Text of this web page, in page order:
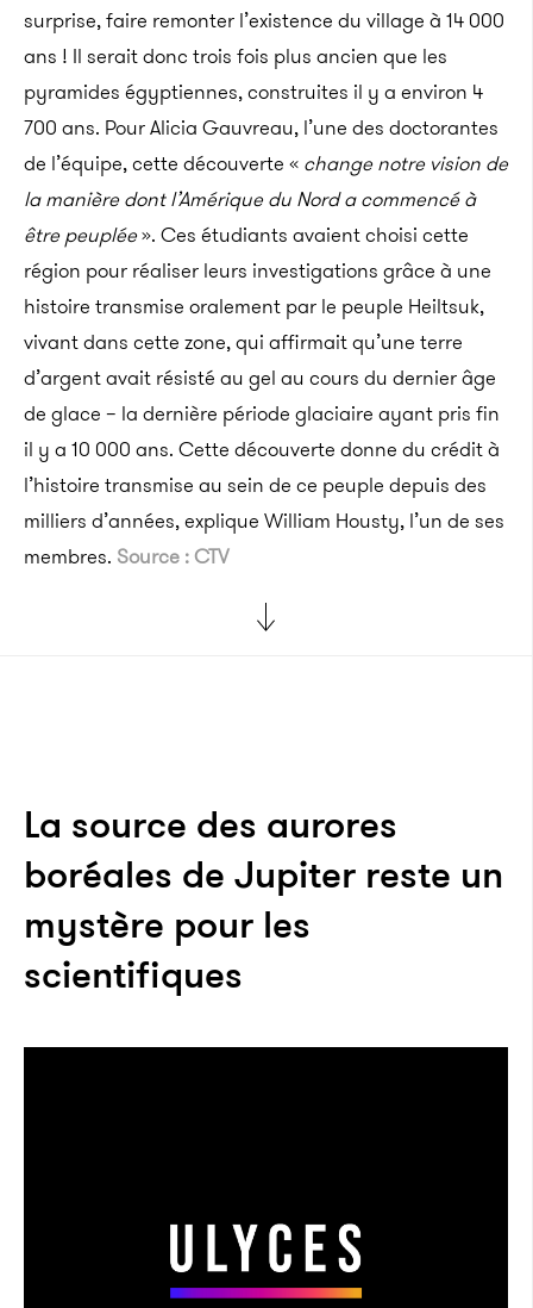
surprise, faire remonter l’existence du village à 14 000
ans ! Il serait donc trois fois plus ancien que les
pyramides égyptiennes, construites il y a environ 4
700 ans. Pour Alicia Gauvreau, l’une des doctorantes
de l’équipe, cette découverte « change notre vision de
la manière dont l’Amérique du Nord a commencé à
être peuplée». Ces étudiants avaient choisi cette
région pour réaliser leurs investigations grâce à une
histoire transmise oralement par le peuple Heiltsuk,
vivant dans cette zone, qui affirmait qu’une terre
d’argent avait résisté au gel au cours du dernier âge
de glace – la dernière période glaciaire ayant pris fin
il y a 10 000 ans. Cette découverte donne du crédit à
l’histoire transmise au sein de ce peuple depuis des
milliers d’années, explique William Housty, l’un de ses
membres. Source : CTV
La source des aurores
boréales de Jupiter reste un
mystère pour les
scientifiques